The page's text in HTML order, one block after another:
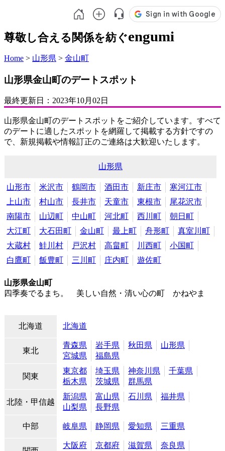
尊敬し合える関係を紡ぐengumi
Home > 山形県 > 金山町
山形県金山町のデートスポット
最終更新日： 2023年10月02日
山形県金山町のデートスポットをご紹介しています。すべて
のデートに適したスポットを網羅して掲載する方針ですの
で、新規掲載や情報訂正のご連絡は大歓迎いたします。
山形県
山形市 米沢市 鶴岡市 酒田市 新庄市
寒河江市
上山市
村山市 長井市 天童市 東根市
尾花沢市
南陽市
山辺町 中山町 河北町 西川町
朝日町
大江町
大石田町 金山町 最上町 舟形町
真室川町
大蔵村
鮭川村 戸沢村 高畠町 川西町
小国町
白鷹町
飯豊町 三川町 庄内町 遊佐町
山形県金山町
四季奏でるまち。 美しい自然・清い心の町 かねやま
北海道 北海道
東北
青森県 岩手県 秋田県
山形県
宮城県
福島県
関東
東京都 埼玉県 神奈川県
千葉県
栃木県
茨城県 群馬県
北陸・甲信越
新潟県 富山県 石川県
福井県
山梨県
長野県
中部 岐阜県 静岡県 愛知県 三重県
大阪府 京都府 滋賀県 奈良県